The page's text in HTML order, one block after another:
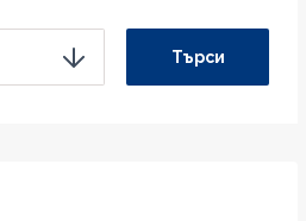
Търси